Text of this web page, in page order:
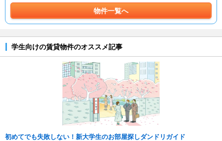
物件一覧へ
学生向けの賃貸物件のオススメ記事
初めてでも失敗しない！新大学生のお部屋探しダンドリガイド